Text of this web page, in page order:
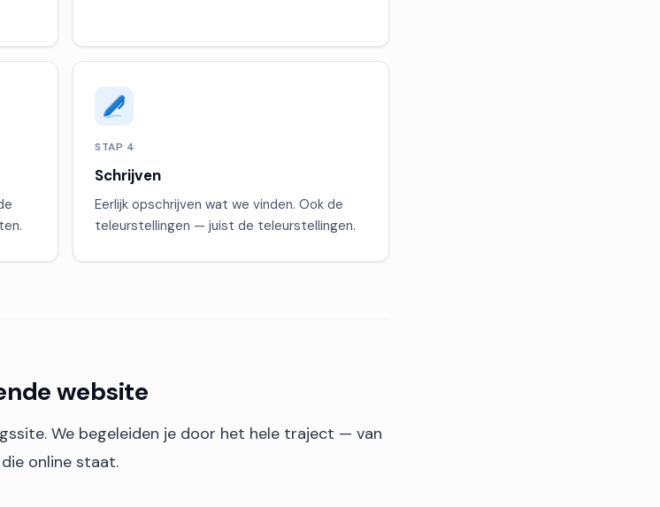
STAP 4
Schrijven
Eerlijk opschrijven wat we vinden. Ook de
teleurstellingen — juist de teleurstellingen.
website
We begeleiden je door het hele traject — van
online staat.